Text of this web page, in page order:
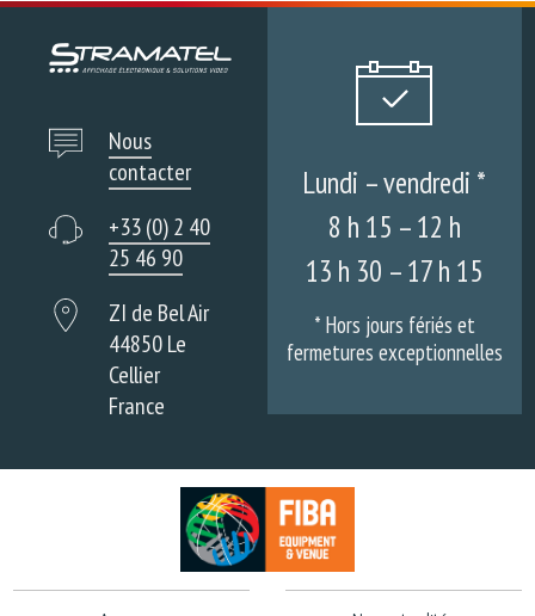
Nous
contacter
+33 (0) 2 40
25 46 90
ZI de Bel Air
44850 Le
Cellier
France
Lundi – vendredi *
8 h 15 – 12 h
13 h 30 – 17 h 15
* Hors jours fériés et
fermetures exceptionnelles